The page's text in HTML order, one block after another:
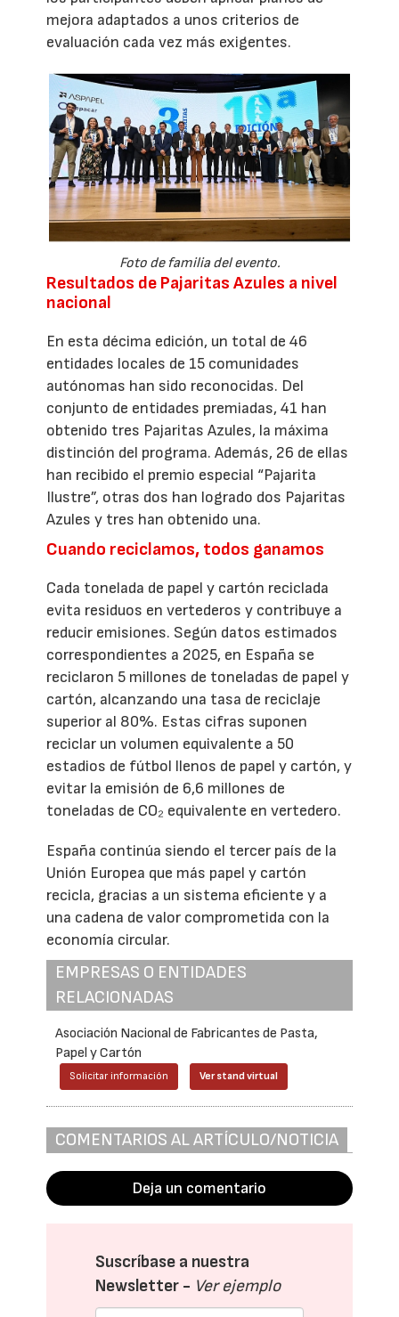
mejora adaptados a unos criterios de
evaluación cada vez más exigentes.
Foto de familia del evento.
Resultados de Pajaritas Azules a nivel
nacional
En esta décima edición, un total de 46
entidades locales de 15 comunidades
autónomas han sido reconocidas. Del
conjunto de entidades premiadas, 41 han
obtenido tres Pajaritas Azules, la máxima
distinción del programa. Además, 26 de ellas
han recibido el premio especial “Pajarita
Ilustre”, otras dos han logrado dos Pajaritas
Azules y tres han obtenido una.
Cuando reciclamos, todos ganamos
Cada tonelada de papel y cartón reciclada
evita residuos en vertederos y contribuye a
reducir emisiones. Según datos estimados
correspondientes a 2025, en España se
reciclaron 5 millones de toneladas de papel y
cartón, alcanzando una tasa de reciclaje
superior al 80%. Estas cifras suponen
reciclar un volumen equivalente a 50
estadios de fútbol llenos de papel y cartón, y
evitar la emisión de 6,6 millones de
toneladas de CO₂ equivalente en vertedero.
España continúa siendo el tercer país de la
Unión Europea que más papel y cartón
recicla, gracias a un sistema eficiente y a
una cadena de valor comprometida con la
economía circular.
EMPRESAS O ENTIDADES
RELACIONADAS
Asociación Nacional de Fabricantes de Pasta,
Papel y Cartón
Solicitar información Ver stand virtual
COMENTARIOS AL ARTÍCULO/NOTICIA
Deja un comentario
Suscríbase a nuestra
Newsletter - Ver ejemplo